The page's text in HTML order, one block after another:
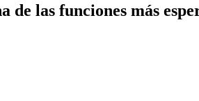
de las funciones más